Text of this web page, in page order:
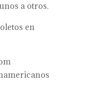
a otros.
en